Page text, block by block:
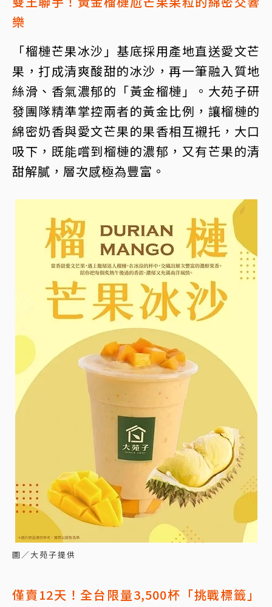
樂
「榴槤芒果冰沙」基底採用產地直送愛文芒
果，打成清爽酸甜的冰沙，再一筆融入質地
絲滑、香氣濃郁的「黃金榴槤」。大苑子研
發團隊精準掌控兩者的黃金比例，讓榴槤的
綿密奶香與愛文芒果的果香相互襯托，大口
吸下，既能嚐到榴槤的濃郁，又有芒果的清
甜解膩，層次感極為豐富。
圖／大苑子提供
僅賣12天！全台限量3,500杯「挑戰標籤」